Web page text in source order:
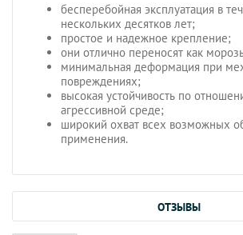
бесперебойная эксплуатация в
нескольких десятков лет;
простое и надежное крепление;
они отлично переносят как
минимальная деформация при
повреждениях;
высокая устойчивость по
агрессивной среде;
широкий охват всех возможных
применения.
ОТЗЫВЫ